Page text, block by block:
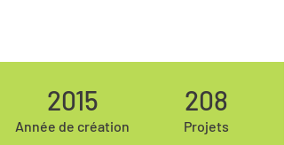
2015
Année de création
208
Projets